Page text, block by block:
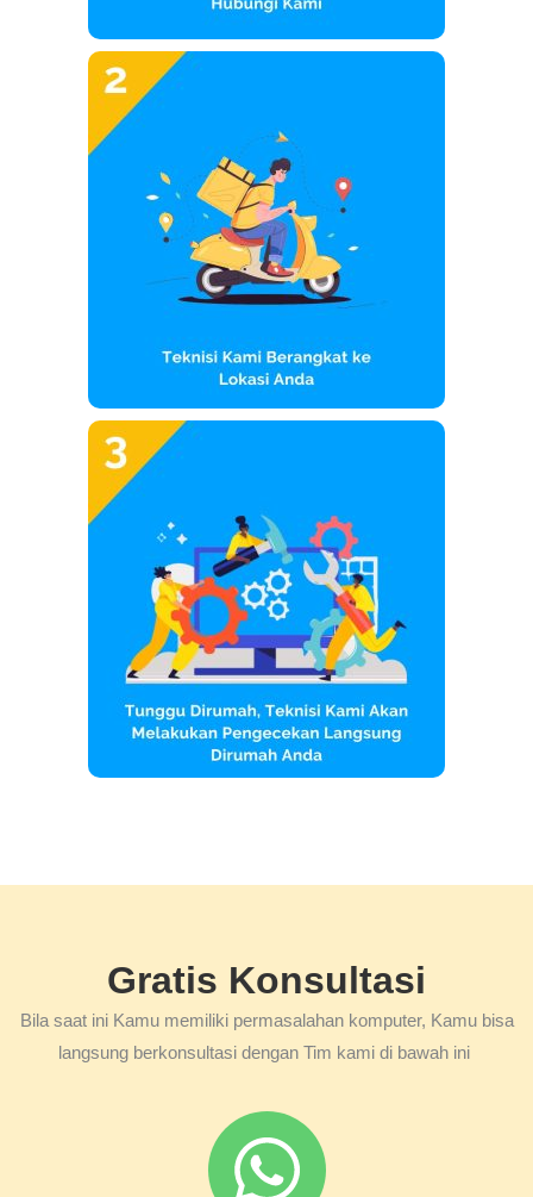
Gratis Konsultasi
Bila saat ini Kamu memiliki permasalahan komputer, Kamu bisa
langsung berkonsultasi dengan Tim kami di bawah ini